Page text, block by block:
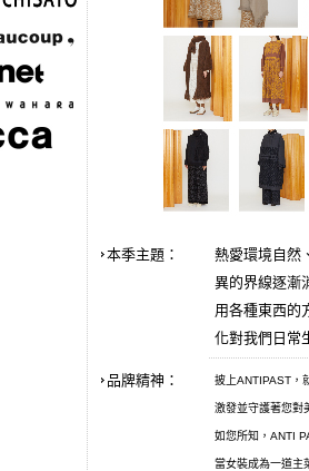
本季主題：
熱愛環境自然
異的界線逐漸
用各種東西的
化對我們日常
品牌精神： 披上ANTIPAST，
激發並守護著您對
如您所知，ANTI
當女裝成為一道主